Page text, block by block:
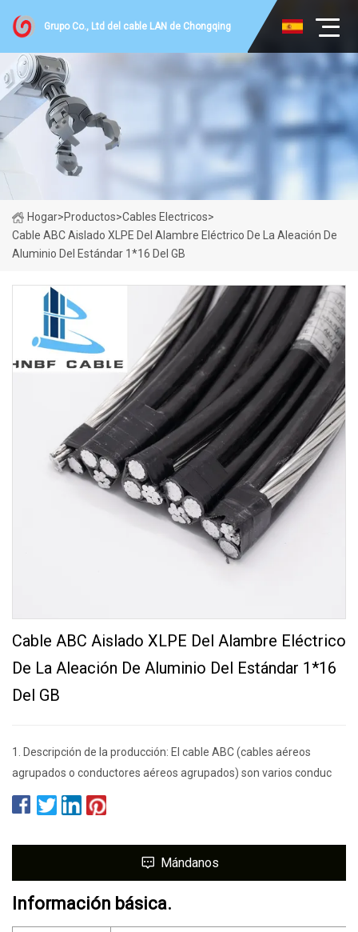
Grupo Co., Ltd del cable LAN de Chongqing
Hogar>Productos>Cables Electricos>
Cable ABC Aislado XLPE Del Alambre Eléctrico De La Aleación De
Aluminio Del Estándar 1*16 Del GB
Cable ABC Aislado XLPE Del Alambre Eléctrico
De La Aleación De Aluminio Del Estándar 1*16
Del GB
1. Descripción de la producción: El cable ABC (cables aéreos
agrupados o conductores aéreos agrupados) son varios conduc
Mándanos
Información básica.